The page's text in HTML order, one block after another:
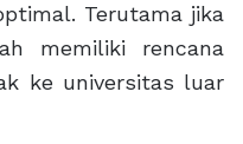
Terutama jika
memiliki rencana
ke universitas luar